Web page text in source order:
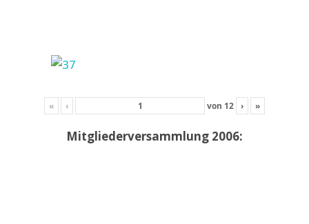
« ‹ von 12 › »
Mitgliederversammlung 2006: